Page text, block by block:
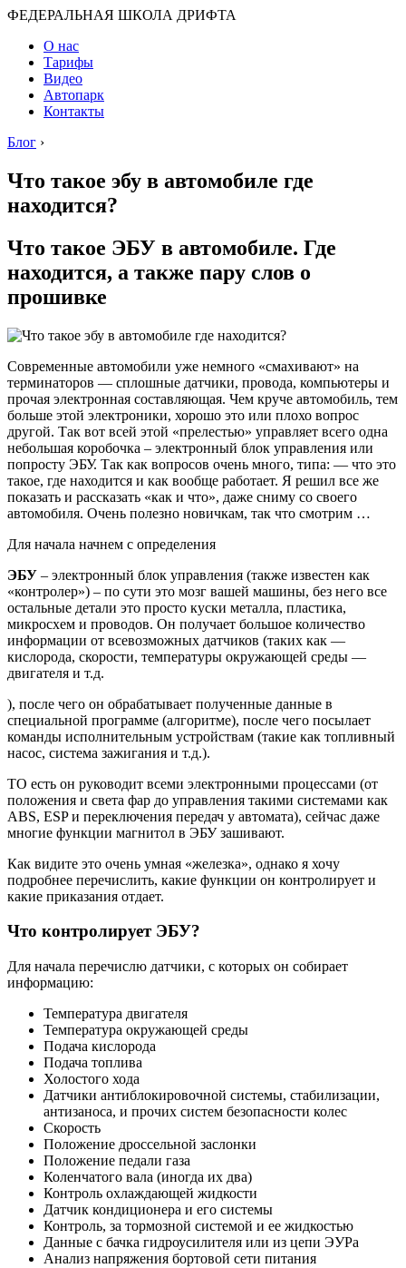
ФЕДЕРАЛЬНАЯ ШКОЛА ДРИФТА
О нас
Тарифы
Видео
Автопарк
Контакты
Блог ›
Что такое эбу в автомобиле где
находится?
Что такое ЭБУ в автомобиле. Где
находится, а также пару слов о
прошивке
Современные автомобили уже немного «смахивают» на
терминаторов — сплошные датчики, провода, компьютеры и
прочая электронная составляющая. Чем круче автомобиль, тем
больше этой электроники, хорошо это или плохо вопрос
другой. Так вот всей этой «прелестью» управляет всего одна
небольшая коробочка – электронный блок управления или
попросту ЭБУ. Так как вопросов очень много, типа: — что это
такое, где находится и как вообще работает. Я решил все же
показать и рассказать «как и что», даже сниму со своего
автомобиля. Очень полезно новичкам, так что смотрим …
Для начала начнем с определения
ЭБУ – электронный блок управления (также известен как
«контролер») – по сути это мозг вашей машины, без него все
остальные детали это просто куски металла, пластика,
микросхем и проводов. Он получает большое количество
информации от всевозможных датчиков (таких как —
кислорода, скорости, температуры окружающей среды —
двигателя и т.д.
), после чего он обрабатывает полученные данные в
специальной программе (алгоритме), после чего посылает
команды исполнительным устройствам (такие как топливный
насос, система зажигания и т.д.).
ТО есть он руководит всеми электронными процессами (от
положения и света фар до управления такими системами как
ABS, ESP и переключения передач у автомата), сейчас даже
многие функции магнитол в ЭБУ зашивают.
Как видите это очень умная «железка», однако я хочу
подробнее перечислить, какие функции он контролирует и
какие приказания отдает.
Что контролирует ЭБУ?
Для начала перечислю датчики, с которых он собирает
информацию:
Температура двигателя
Температура окружающей среды
Подача кислорода
Подача топлива
Холостого хода
Датчики антиблокировочной системы, стабилизации,
антизаноса, и прочих систем безопасности колес
Скорость
Положение дроссельной заслонки
Положение педали газа
Коленчатого вала (иногда их два)
Контроль охлаждающей жидкости
Датчик кондиционера и его системы
Контроль, за тормозной системой и ее жидкостью
Данные с бачка гидроусилителя или из цепи ЭУРа
Анализ напряжения бортовой сети питания